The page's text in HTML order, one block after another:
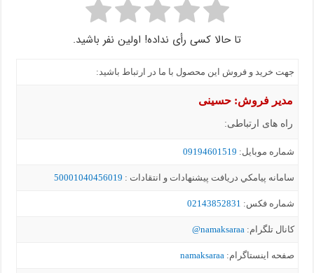
تا حالا کسی رأی نداده! اولین نفر باشید.
جهت خرید و فروش این محصول با ما در ارتباط باشید:
مدیر فروش: حسینی
راه های ارتباطی:
شماره موبايل: 09194601519
سامانه پيامکي دریافت پیشنهادات و انتقادات : 50001040456019
شماره فکس: 02143852831
کانال تلگرام:namaksaraa@
صفحه اینستاگرام:namaksaraa